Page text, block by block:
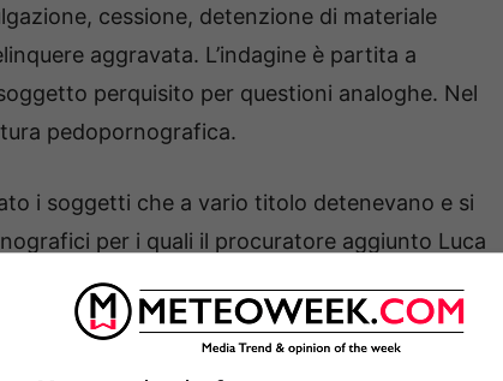
cessione, detenzione di materiale
aggravata. L’indagine è partita a
perquisito per questioni analoghe. Nel
pedopornografica.
i soggetti che a vario titolo detenevano e si
per i quali il procuratore aggiunto Luca
a carico degli indagati. Le persone
su come eludere le attività d’indagini della
di entrare in possesso di immagini e video